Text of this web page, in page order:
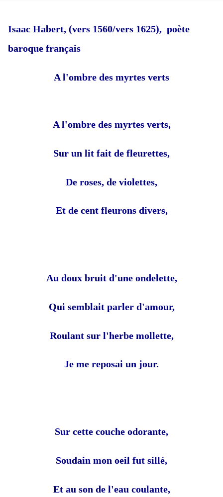
Isaac Habert, (vers 1560/vers 1625), poète
baroque français
A l'ombre des myrtes verts
A l'ombre des myrtes verts,
Sur un lit fait de fleurettes,
De roses, de violettes,
Et de cent fleurons divers,
Au doux bruit d'une ondelette,
Qui semblait parler d'amour,
Roulant sur l'herbe mollette,
Je me reposai un jour.
Sur cette couche odorante,
Soudain mon oeil fut sillé,
Et au son de l'eau coulante,